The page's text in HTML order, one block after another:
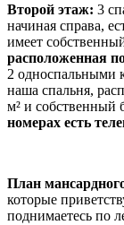
Второй этаж: 3
начиная справа,
имеет
расположенная
2 односпальными
наша спальня,
м² и собственный
номерах есть
План
которые
поднимаетесь по